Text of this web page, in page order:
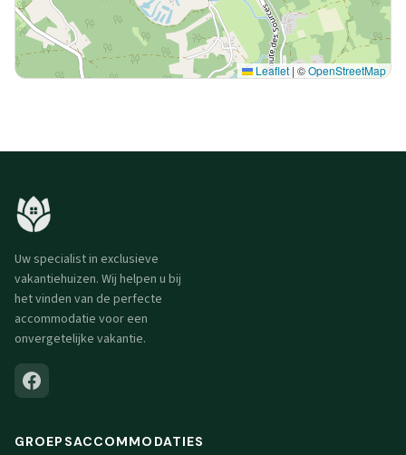
Leaflet | ©OpenStreetMap
Uw specialist in exclusieve
vakantiehuizen. Wij helpen u bij
het vinden van de perfecte
accommodatie voor een
onvergetelijke vakantie.
GROEPSACCOMMODATIES